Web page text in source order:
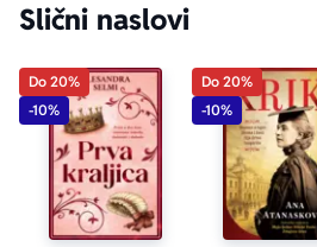
Slični naslovi
Do 20%
-10%
Do 20%
-10%